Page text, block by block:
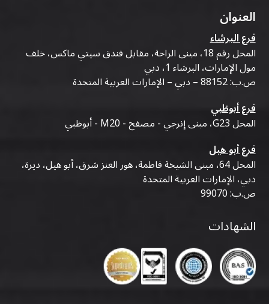
العنوان
فرع البرشاء
المحل رقم 18، مبنى الراحة، مقابل فندق سيتي ماكس، خلف
مول الإمارات، البرشاء 1، دبي
ص.ب: 88152 – دبي – الإمارات العربية المتحدة
فرع أبوظبي
المحل G23، مبنى إنرجي - مصفح - M20 - أبوظبي
فرع أبو هيل
المحل 64، مبنى الشيخة فاطمة، هور العنز شرق، أبو هيل، ديرة،
دبي، الإمارات العربية المتحدة
ص.ب: 99070
الشهادات